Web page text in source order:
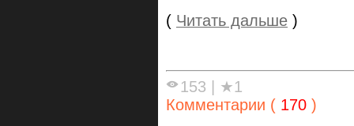
( Читать дальше )
153 | ★1
Комментарии ( 170 )